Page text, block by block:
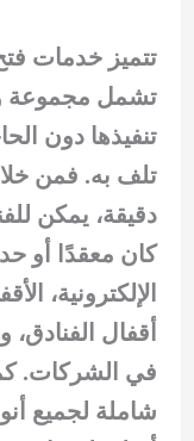
تتميز خدمات
تشمل مجموعة
تنفيذها دون
تلف به. فمن
دقيقة، يمكن
كان معقدًا أو
الإلكترونية،
أقفال
في الشركات.
شاملة لجميع